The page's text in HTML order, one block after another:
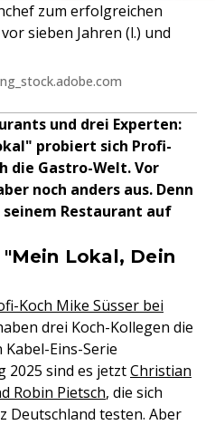
zum erfolgreichen
sieben Jahren (l.) und
und drei Experten:
probiert sich Profi-
die Gastro-Welt. Vor
noch anders aus. Denn
Restaurant auf
Lokal, Dein
Koch Mike Süsser bei
drei Koch-Kollegen die
Eins-Serie
2025 sind es jetztChristian
Robin Pietsch, die sich
Deutschland testen. Aber